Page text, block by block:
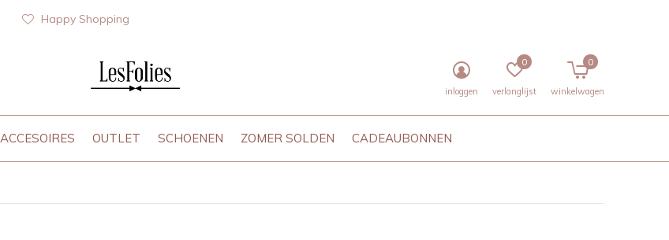
ACCESOIRES OUTLET SCHOENEN ZOMER SOLDEN CADEAUBONNEN
inloggen verlanglijst
0
winkelwagen
0
Happy Shopping